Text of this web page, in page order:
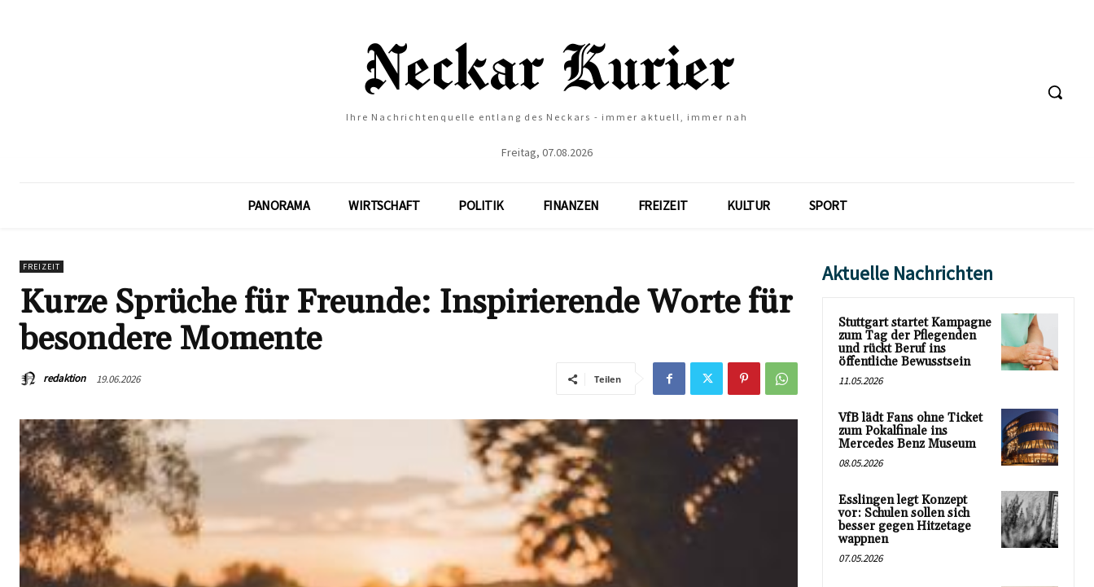
Ihre Nachrichtenquelle entlang des Neckars - immer aktuell, immer nah
Freitag, 07.08.2026
PANORAMA WIRTSCHAFT POLITIK FINANZEN FREIZEIT KULTUR SPORT
FREIZEIT
Kurze Sprüche für Freunde: Inspirierende Worte für
besondere Momente
redaktion 19.06.2026 Teilen
Aktuelle Nachrichten
Stuttgart startet Kampagne
zum Tag der Pflegenden
und rückt Beruf ins
öffentliche Bewusstsein
11.05.2026
VfB lädt Fans ohne Ticket
zum Pokalfinale ins
Mercedes Benz Museum
08.05.2026
Esslingen legt Konzept
vor: Schulen sollen sich
besser gegen Hitzetage
wappnen
07.05.2026